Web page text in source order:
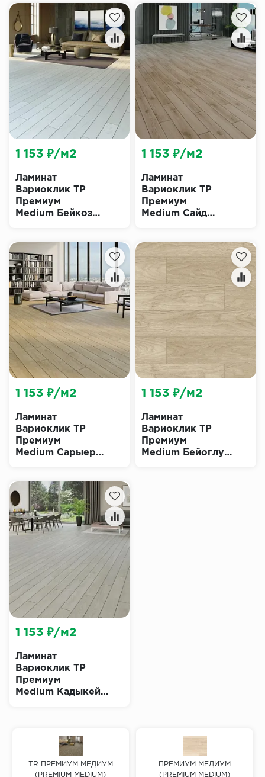
Ламинат
Вариоклик ТР
Премиум
Medium Бейкоз
1 153 ₽/м2
Ламинат
Вариоклик ТР
Премиум
Medium Сайд
1 153 ₽/м2
Ламинат
Вариоклик ТР
Премиум
Medium Сарыер
1 153 ₽/м2
Ламинат
Вариоклик ТР
Премиум
Medium Бейоглу
1 153 ₽/м2
Ламинат
Вариоклик ТР
Премиум
Medium Кадыкей
1 153 ₽/м2
TR ПРЕМИУМ МЕДИУМ
(PREMIUM MEDIUM)
ПРЕМИУМ МЕДИУМ
(PREMIUM MEDIUM)